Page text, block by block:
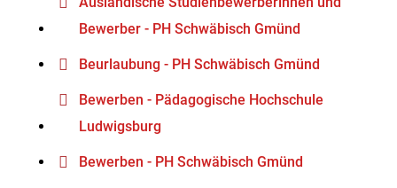
Bewerber - PH Schwäbisch Gmünd
Beurlaubung - PH Schwäbisch Gmünd
Bewerben - Pädagogische Hochschule
Ludwigsburg
Bewerben - PH Schwäbisch Gmünd